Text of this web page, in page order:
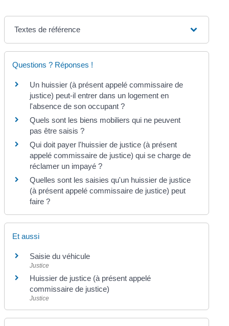
Textes de référence
Questions ? Réponses !
Un huissier (à présent appelé commissaire de
justice) peut-il entrer dans un logement en
l'absence de son occupant ?
Quels sont les biens mobiliers qui ne peuvent
pas être saisis ?
Qui doit payer l'huissier de justice (à présent
appelé commissaire de justice) qui se charge de
réclamer un impayé ?
Quelles sont les saisies qu'un huissier de justice
(à présent appelé commissaire de justice) peut
faire ?
Et aussi
Saisie du véhicule
Justice
Huissier de justice (à présent appelé
commissaire de justice)
Justice